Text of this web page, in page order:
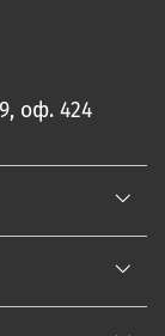
оф. 424